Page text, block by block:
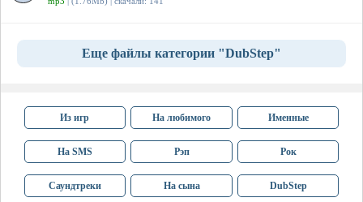
Еще файлы категории "DubStep"
Из игр На любимого Именные
На SMS Рэп Рок
Саундтреки На сына DubStep